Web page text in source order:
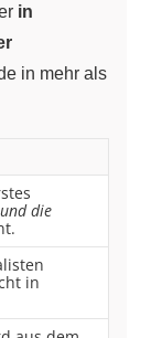
in
in mehr als
die
in